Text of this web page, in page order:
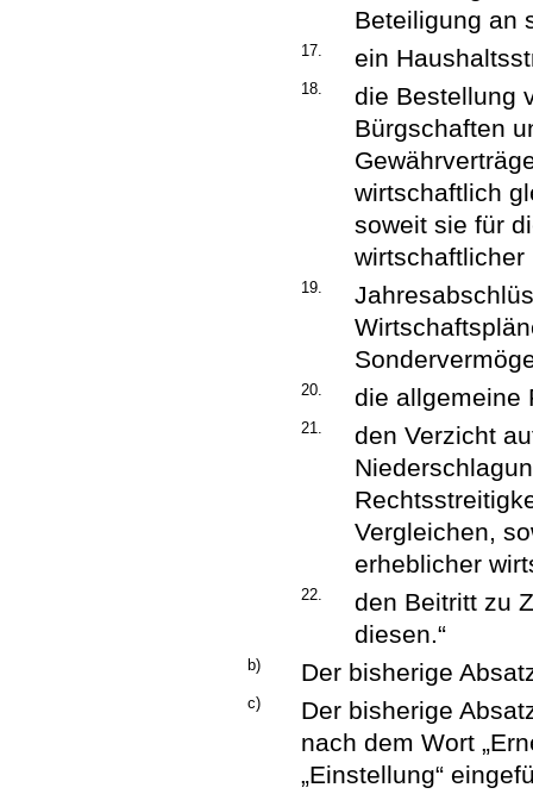
Beteiligung an
17. ein
18.
die Bestellung
Bürgschaften
wirtschaftlich
soweit sie für
wirtschaftlicher
19.
20. die allgemeine
21.
den Verzicht
Vergleichen,
erheblicher
22.
den Beitritt zu
diesen.“
b) Der bisherige
c)
Der bisherige
nach dem Wort
„Einstellung“